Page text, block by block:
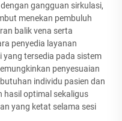
gangguan sirkulasi,
menekan pembuluh
balik vena serta
penyedia layanan
yang tersedia pada sistem
penyesuaian
individu pasien dan
hasil optimal sekaligus
yang ketat selama sesi